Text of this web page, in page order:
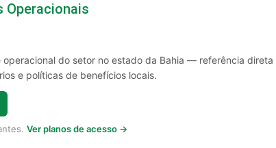
Operacionais
operacional do setor no estado da Bahia — referência direta
e políticas de benefícios locais.
Ver planos de acesso →